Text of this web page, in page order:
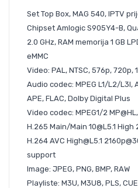
Set Top Box, MAG 540, IPTV
Chipset Amlogic S905Y4-B,
2.0 GHz, RAM memorija 1 GB
eMMC
Video: PAL, NTSC, 576p, 720p,
Audio codec: MPEG L1/L2/L3l,
APE, FLAC, Dolby Digital Plus
Video codec: MPEG1/2
H.265 Main/Main 10@L5.1
H.264 AVC High@L5.1
support
Image: JPEG, PNG, BMP, RAW
Playliste: M3U, M3U8, PLS, CUE